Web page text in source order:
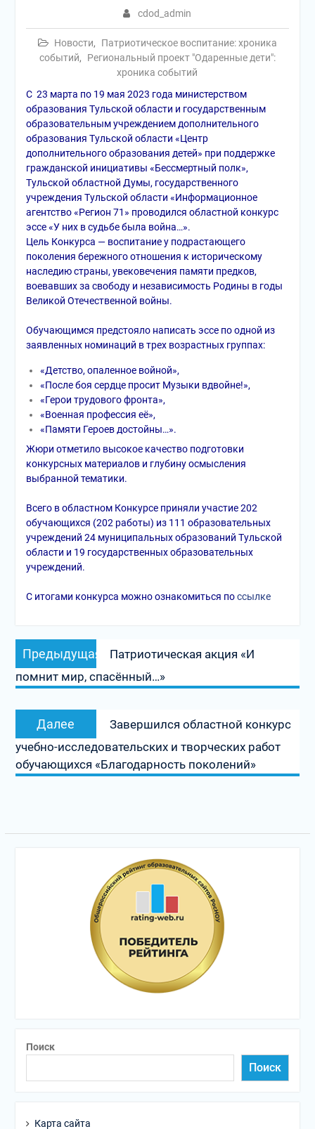
cdod_admin
Новости,
Патриотическое воспитание: хроника
событий,
Региональный проект "Одаренные дети":
хроника событий
С 23 марта по 19 мая 2023 года министерством
образования Тульской области и государственным
образовательным учреждением дополнительного
образования Тульской области «Центр
дополнительного образования детей» при поддержке
гражданской инициативы «Бессмертный полк»,
Тульской областной Думы, государственного
учреждения Тульской области «Информационное
агентство «Регион 71» проводился областной конкурс
эссе «У них в судьбе была война…».
Цель Конкурса — воспитание у подрастающего
поколения бережного отношения к историческому
наследию страны, увековечения памяти предков,
воевавших за свободу и независимость Родины в годы
Великой Отечественной войны.
Обучающимся предстояло написать эссе по одной из
заявленных номинаций в трех возрастных группах:
«Детство, опаленное войной»,
«После боя сердце просит Музыки вдвойне!»,
«Герои трудового фронта»,
«Военная профессия её»,
«Памяти Героев достойны…».
Жюри отметило высокое качество подготовки
конкурсных материалов и глубину осмысления
выбранной тематики.
Всего в областном Конкурсе приняли участие 202
обучающихся (202 работы) из 111 образовательных
учреждений 24 муниципальных образований Тульской
области и 19 государственных образовательных
учреждений.
С итогами конкурса можно ознакомиться поссылке
Навигация
по
записям
Предыдущая
запись:
Патриотическая акция «И
помнит мир, спасённый…»
Далее
запись:
Завершился областной конкурс
учебно-исследовательских и творческих работ
обучающихся «Благодарность поколений»
Поиск
Поиск
Карта сайта